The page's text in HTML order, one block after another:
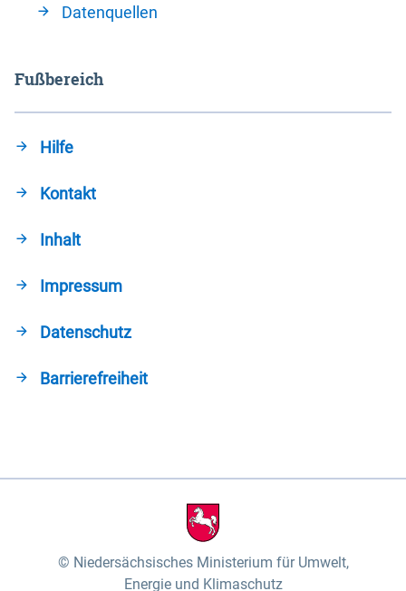
Datenquellen
Fußbereich
Hilfe
Kontakt
Inhalt
Impressum
Datenschutz
Barrierefreiheit
Niedersächsisches Ministerium für Umwelt,
Energie und Klimaschutz